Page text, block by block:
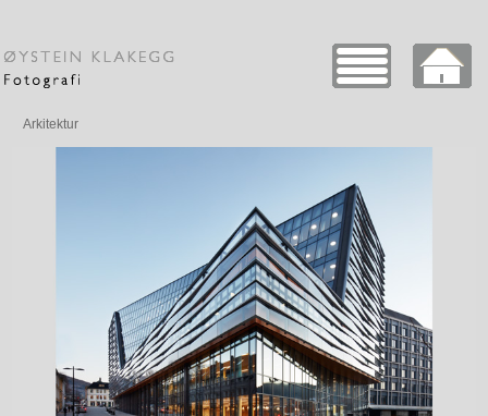
Arkitektur